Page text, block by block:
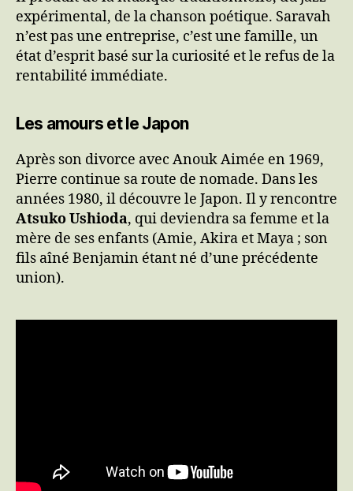
expérimental, de la chanson poétique. Saravah
n’est pas une entreprise, c’est une famille, un
état d’esprit basé sur la curiosité et le refus de la
rentabilité immédiate.
Les amours et le Japon
Après son divorce avec Anouk Aimée en 1969,
Pierre continue sa route de nomade. Dans les
années 1980, il découvre le Japon. Il y rencontre
Atsuko Ushioda, qui deviendra sa femme et la
mère de ses enfants (Amie, Akira et Maya ; son
fils aîné Benjamin étant né d’une précédente
union).